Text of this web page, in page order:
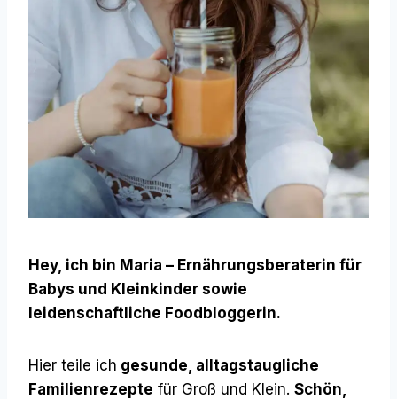
Hey, ich bin Maria – Ernährungsberaterin für
Babys und Kleinkinder sowie
leidenschaftliche Foodbloggerin.
Hier teile ich gesunde, alltagstaugliche
Familienrezepte für Groß und Klein. Schön,